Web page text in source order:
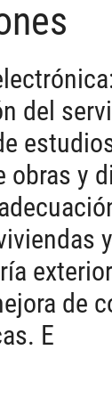
del
obras y
de
E